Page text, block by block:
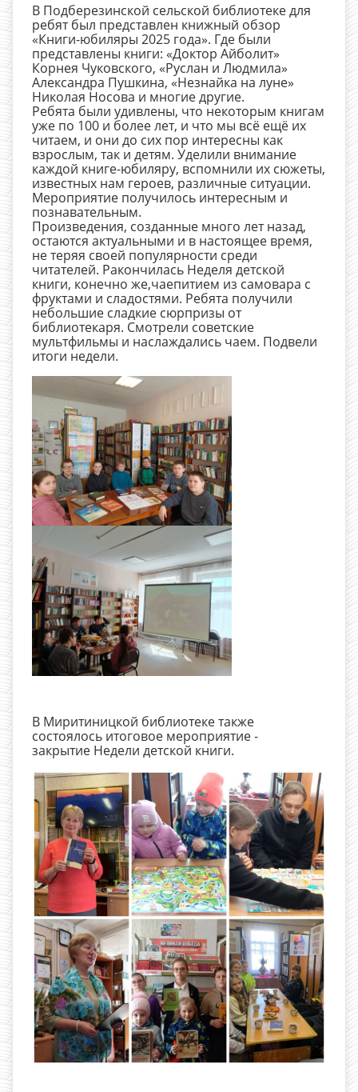
В Подберезинской сельской библиотеке для
ребят был представлен книжный обзор
«Книги-юбиляры 2025 года». Где были
представлены книги: «Доктор Айболит»
Корнея Чуковского, «Руслан и Людмила»
Александра Пушкина, «Незнайка на луне»
Николая Носова и многие другие.
Ребята были удивлены, что некоторым книгам
уже по 100 и более лет, и что мы всё ещё их
читаем, и они до сих пор интересны как
взрослым, так и детям. Уделили внимание
каждой книге-юбиляру, вспомнили их сюжеты,
известных нам героев, различные ситуации.
Мероприятие получилось интересным и
познавательным.
Произведения, созданные много лет назад,
остаются актуальными и в настоящее время,
не теряя своей популярности среди
читателей. Pакончилась Неделя детской
книги, конечно же,чаепитием из самовара с
фруктами и сладостями. Ребята получили
небольшие сладкие сюрпризы от
библиотекаря. Смотрели советские
мультфильмы и наслаждались чаем. Подвели
итоги недели.
В Миритиницкой библиотеке также
состоялось итоговое мероприятие -
закрытие Недели детской книги.